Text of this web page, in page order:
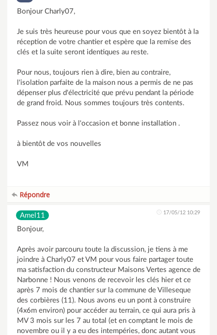
Bonjour Charly07,
Je suis très heureuse pour vous que en soyez bientôt à la
réception de votre chantier et espère que la remise des
clés et la suite seront identiques au reste.
Pour nous, toujours rien à dire, bien au contraire,
l'isolation parfaite de la maison nous a permis de ne pas
dépenser plus d'électricité que prévu pendant la période
de grand froid. Nous sommes toujours très contents.
Passez nous voir à l'occasion et bonne installation .
à bientôt de vos nouvelles
VM
Répondre
Amel11 17/05/12 10:29
Bonjour,
Après avoir parcouru toute la discussion, je tiens à me
joindre à Charly07 et VM pour vous faire partager toute
ma satisfaction du constructeur Maisons Vertes agence de
Narbonne ! Nous venons de recevoir les clés hier et ce
après 7 mois de chantier sur la commune de Villeseque
des corbières (11). Nous avons eu un pont à construire
(4x6m environ) pour accéder au terrain, ce qui aura pris à
MV 3 mois sur les 7 au total (et en comptant le mois de
novembre ou il y a eu des intempéries, donc autant vous